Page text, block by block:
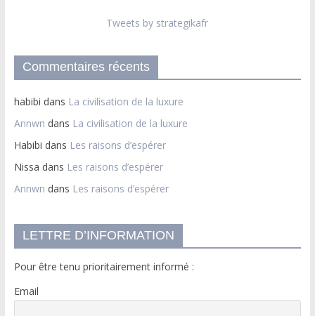
Tweets by strategikafr
Commentaires récents
habibi dans La civilisation de la luxure
Annwn dans La civilisation de la luxure
Habibi dans Les raisons d’espérer
Nissa dans Les raisons d’espérer
Annwn dans Les raisons d’espérer
LETTRE D’INFORMATION
Pour être tenu prioritairement informé :
Email